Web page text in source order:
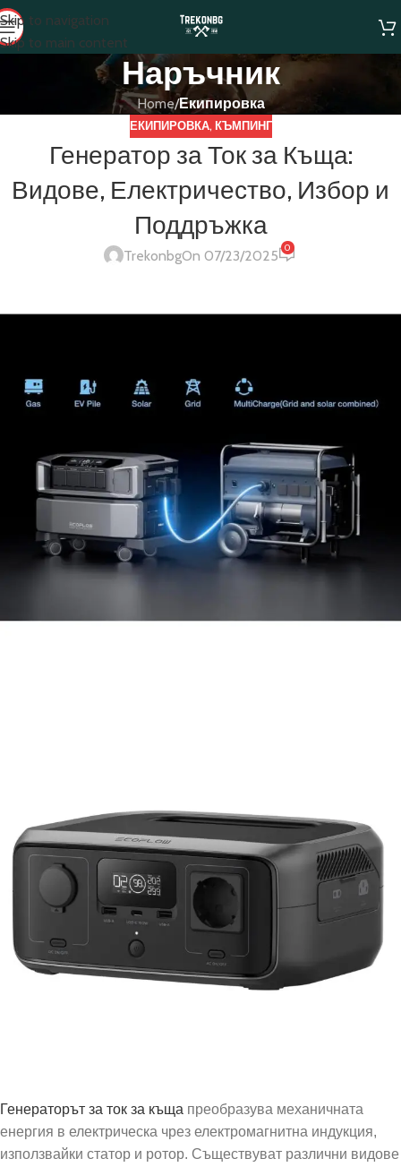
Skip to navigation
Skip to main content
Наръчник
Home/Екипировка
ЕКИПИРОВКА, КЪМПИНГ
Генератор за Ток за Къща:
Видове, Електричество, Избор и
Поддръжка
TrekonbgOn 07/23/2025 0
Генераторът за ток за къща преобразува механичната
енергия в електрическа чрез електромагнитна индукция,
използвайки статор и ротор. Съществуват различни видове